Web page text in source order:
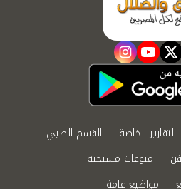
twitter
youtube
instagram
التقارير الخاصة
القسم الطبي
منوعات مسيحية
مواضيع عامة